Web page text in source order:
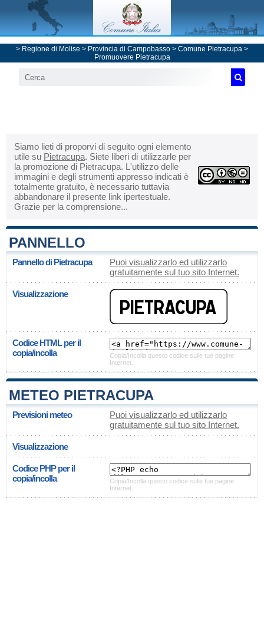
> Regione di Molise > Provincia di Campobasso > Comune Pietracupa >
Promuovere Pietracupa
Siamo lieti di proporvi di seguito ogni elemento
utile su Pietracupa. Siete liberi di utilizzarle per
la promozione di Pietracupa. L'utilizzo delle
immagini e degli strumenti appresso indicati è
totalmente gratuito, è necessario tuttavia
abbandonare il presente link ipertestuale.
Grazie per la comprensione...
PANNELLO
Pannello di Pietracupa
Puoi visualizzarlo ed utilizzarlo
gratuitamente sul tuo sito Internet.
Visualizzazione
Codice HTML per il
copia/incolla
Copia/Incolla questo codice sulle tue pagine
Internet.
METEO PIETRACUPA
Previsioni meteo
Puoi visualizzarlo ed utilizzarlo
gratuitamente sul tuo sito Internet.
Visualizzazione
Codice PHP per il
copia/incolla
Copia/Incolla questo codice sulle tue pagine
Internet.